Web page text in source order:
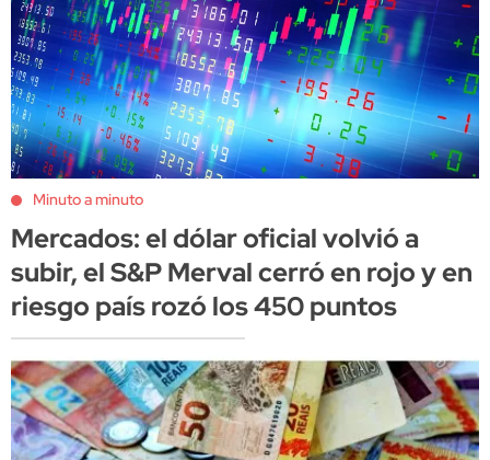
Minuto a minuto
Mercados: el dólar oficial volvió a
subir, el S&P Merval cerró en rojo y en
riesgo país rozó los 450 puntos